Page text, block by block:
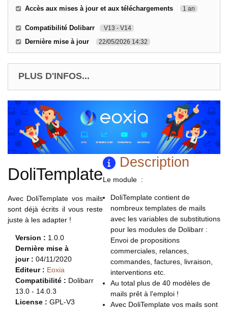
Accès aux mises à jour et aux téléchargements 1 an
Compatibilité Dolibarr V13 - V14
Dernière mise à jour 22/05/2026 14:32
PLUS D'INFOS...
DoliTemplate
Avec DoliTemplate vos mails
sont déjà écrits il vous reste
juste à les adapter !
Version : 1.0.0
Dernière mise à
jour: 04/11/2020
Editeur : Eoxia
Compatibilité : Dolibarr
13.0 - 14.0.3
License : GPL-V3
Description
Le module :
DoliTemplate contient de
nombreux templates de mails
avec les variables de substitutions
pour les modules de Dolibarr :
Envoi de propositions
commerciales, relances,
commandes, factures, livraison,
interventions etc.
Au total plus de 40 modèles de
mails prêt à l'emploi !
Avec DoliTemplate vos mails sont